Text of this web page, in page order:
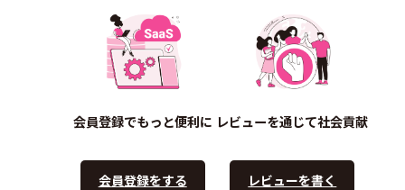
会員登録でもっと便利に
会員登録をする
レビューを通じて社会貢献
レビューを書く